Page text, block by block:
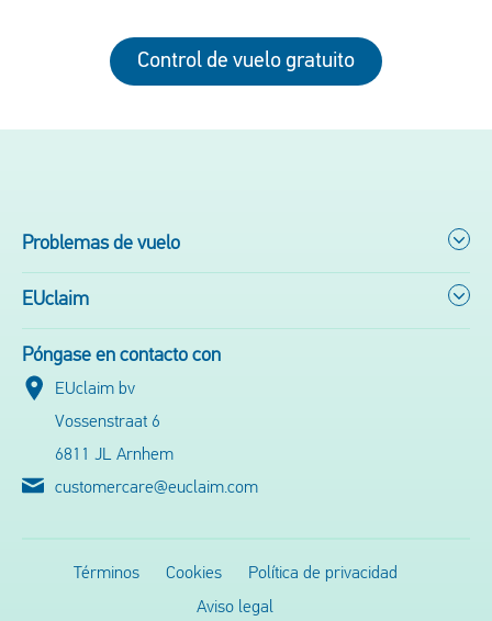
Control de vuelo gratuito
Problemas de vuelo
EUclaim
Póngase en contacto con
EUclaim bv
Vossenstraat 6
6811 JL Arnhem
customercare@euclaim.com
Términos Cookies
Política de privacidad
Aviso legal